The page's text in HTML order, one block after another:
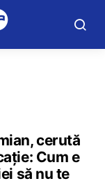
cerută
Cum e
să nu te